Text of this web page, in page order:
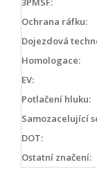
Ochrana ráfku:
Dojezdová
Homologace:
EV:
Potlačení hluku:
Samozacelující
DOT:
Ostatní značení: